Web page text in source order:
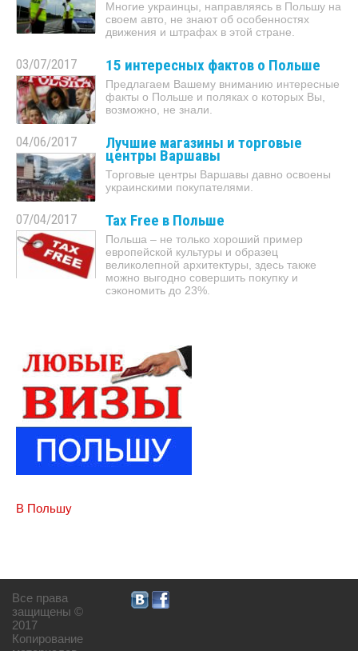
Многие украинцы, направляясь в Польшу на
своем авто, не знают об особенностях
движения и штрафах в этой стране.
03/07/2017 15 интересных фактов о Польше
Предлагаем Вашему вниманию интересные
факты о Польше и поляках о которых Вы,
возможно, не знали.
04/06/2017 Лучшие магазины и торговые
центры Варшавы
Торговые центры Варшавы давно освоены
украинскими покупателями.
07/04/2017 Tax Free в Польше
Польша – не только хороший пример
европейской культуры и образец
великолепной архитектуры, здесь также
можно выгодно совершить покупку и
сэкономить до 23%.
В Польшу
Все права
защищены ©
2017
Копирование